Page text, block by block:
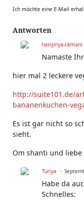
Ich möchte eine E-Mail
Antworten
haripriya-rāmani
Namaste
hier mal 2 leckere
http://suite101.de/
bananenkuchen-
Es ist gar nicht so
sieht.
Om shanti und liebe
Turiya
Habe da
Schnelles: